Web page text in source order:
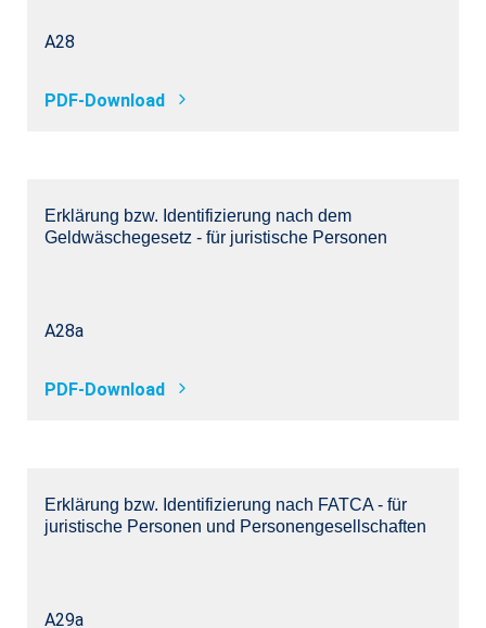
A28
PDF-Download
Erklärung bzw. Identifizierung nach dem
Geldwäschegesetz - für juristische Personen
A28a
PDF-Download
Erklärung bzw. Identifizierung nach FATCA - für
juristische Personen und Personengesellschaften
A29a